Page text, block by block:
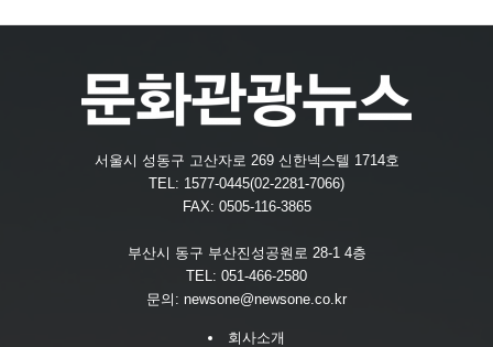
서울시 성동구 고산자로 269 신한넥스텔 1714호
TEL: 1577-0445(02-2281-7066)
FAX: 0505-116-3865
부산시 동구 부산진성공원로 28-1 4층
TEL: 051-466-2580
문의: newsone@newsone.co.kr
회사소개